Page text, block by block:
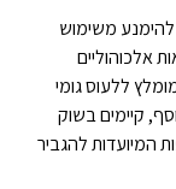
משימוש
אלכוהוליים
ללעוס גומי
קיימים בשוק
המיועדות להגביר